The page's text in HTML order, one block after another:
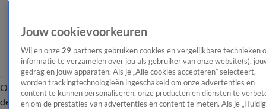
OverzichtAfleveringen Entertainment TV Algemeen
Tip
de redactieNieuwsbrief
Jouw cookievoorkeuren
Wij en onze 29 partners gebruiken cookies en vergelijkbare technieken
informatie te verzamelen over jou als gebruiker van onze website(s),
gedrag en jouw apparaten. Als je „Alle cookies accepteren” selecteert,
worden trackingtechnologieën ingeschakeld om onze advertenties en
content te kunnen personaliseren, onze producten en diensten te
en om de prestaties van advertenties en content te meten. Als je